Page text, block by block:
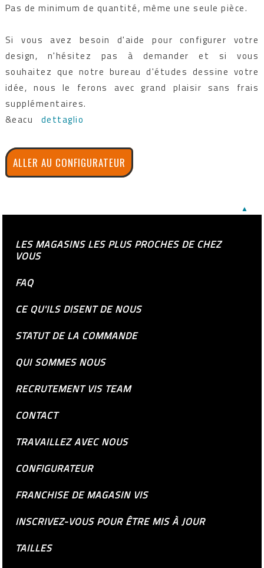
Pas de minimum de quantité, même une seule pièce.
Si vous avez besoin d'aide pour configurer votre
design, n'hésitez pas à demander et si vous
souhaitez que notre bureau d'études dessine votre
idée, nous le ferons avec grand plaisir sans frais
supplémentaires.
&eacu dettaglio
ALLER AU CONFIGURATEUR
▲
LES MAGASINS LES PLUS PROCHES DE CHEZ
VOUS
FAQ
CE QU'ILS DISENT DE NOUS
STATUT DE LA COMMANDE
QUI SOMMES NOUS
RECRUTEMENT VIS TEAM
CONTACT
TRAVAILLEZ AVEC NOUS
CONFIGURATEUR
FRANCHISE DE MAGASIN VIS
INSCRIVEZ-VOUS POUR ÊTRE MIS À JOUR
TAILLES